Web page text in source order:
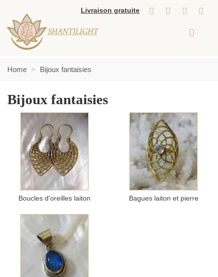
Livraison gratuite
Home > Bijoux fantaisies
Bijoux fantaisies
Boucles d'oreilles laiton Bagues laiton et pierre